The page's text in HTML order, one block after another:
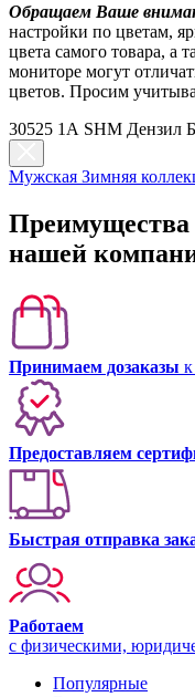
Обращаем Ваше
настройки по цветам,
цвета самого товара, а
мониторе могут
цветов. Просим
30525 1А SHM Дензил
Мужская Зимняя
Преимущества
нашей
Принимаем дозаказы
Предоставляем
Быстрая отправка
Работаем
с физическими,
Популярные